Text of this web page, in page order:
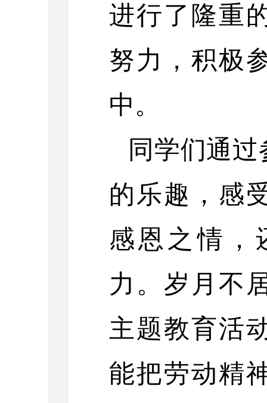
进行了隆重
努力，积极
中。
同学们通
的乐趣，感
感恩之情，
力。岁月不
主题教育活
能把劳动精